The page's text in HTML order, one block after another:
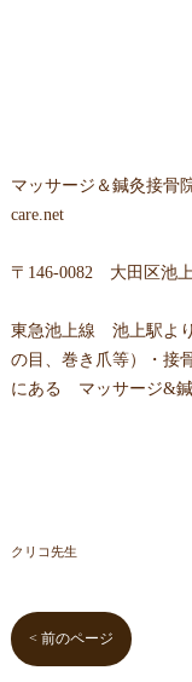
マッサージ＆鍼灸接骨
care.net
〒146-0082 大田区池
東急池上線 池上駅よ
の目、巻き爪等）・接
にある マッサージ&
クリコ先生
< 前のページ